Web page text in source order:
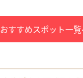
おすすめスポット一